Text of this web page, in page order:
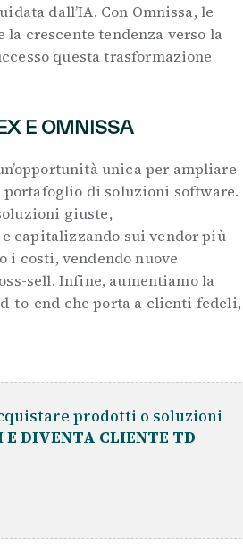
dall’IA. Con Omnissa, le
crescente tendenza verso la
questa trasformazione
E OMNISSA
unica per ampliare
di soluzioni software.
giuste,
capitalizzando sui vendor più
costi, vendendo nuove
sell. Infine, aumentiamo la
to-end che porta a clienti fedeli,
prodotti o soluzioni
E DIVENTA CLIENTE TD